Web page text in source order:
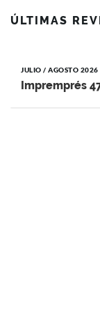
ÚLTIMAS
JULIO / AGOSTO 2026
Impremprés